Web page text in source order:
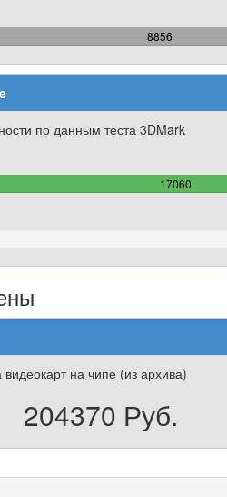
8856
по данным теста 3DMark
17060
100%
на чипе (из архива)
204370 Руб.